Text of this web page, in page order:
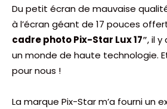
Du petit écran de mauvaise
à l’écran géant de 17 pouces
cadre photo Pix-Star Lux 17″, il
un monde de haute technologie.
pour nous !
La marque Pix-Star m’a fourni un